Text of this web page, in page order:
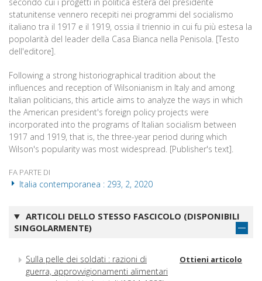
secondo cui i progetti in politica estera del presidente
statunitense vennero recepiti nei programmi del socialismo
italiano tra il 1917 e il 1919, ossia il triennio in cui fu più estesa la
popolarità del leader della Casa Bianca nella Penisola. [Testo
dell'editore].
Following a strong historiographical tradition about the
influences and reception of Wilsonianism in Italy and among
Italian politicians, this article aims to analyze the ways in which
the American president's foreign policy projects were
incorporated into the programs of Italian socialism between
1917 and 1919, that is, the three-year period during which
Wilson's popularity was most widespread. [Publisher's text].
FA PARTE DI
Italia contemporanea : 293, 2, 2020
ARTICOLI DELLO STESSO FASCICOLO (DISPONIBILI
SINGOLARMENTE)
Sulla pelle dei soldati : razioni di
guerra, approvvigionamenti alimentari
Ottieni articolo